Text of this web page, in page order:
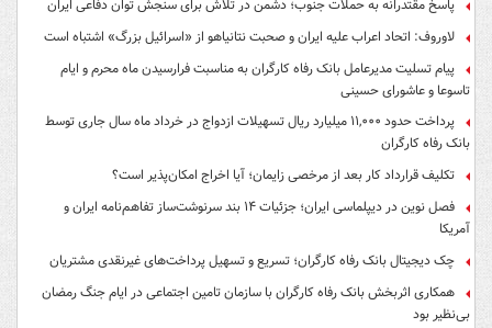
پاسخ مقتدرانه به حملات جنوب؛ دشمن در تلاش برای سنجش توان دفاعی ایران
لاوروف: اتحاد اعراب علیه ایران و صحبت نتانیاهو از «اسرائیل بزرگ» اشتباه است
پیام تسلیت مدیرعامل بانک رفاه کارگران به مناسبت فرارسیدن ماه محرم و ایام
تاسوعا و عاشورای حسینی
پرداخت حدود ۱۱,۰۰۰ میلیارد ریال تسهیلات ازدواج در خرداد ماه سال جاری توسط
بانک رفاه کارگران
تکلیف قرارداد کار بعد از مرخصی زایمان؛ آیا اخراج امکان‌پذیر است؟
فصل نوین در دیپلماسی ایران؛ جزئیات ۱۴ بند سرنوشت‌ساز تفاهم‌نامه ایران و
آمریکا
چک دیجیتال بانک رفاه کارگران؛ تسریع و تسهیل پرداخت‌های غیرنقدی مشتریان
همکاری اثربخش بانک رفاه کارگران با سازمان تامین اجتماعی در ایام جنگ رمضان
بی‌نظیر بود